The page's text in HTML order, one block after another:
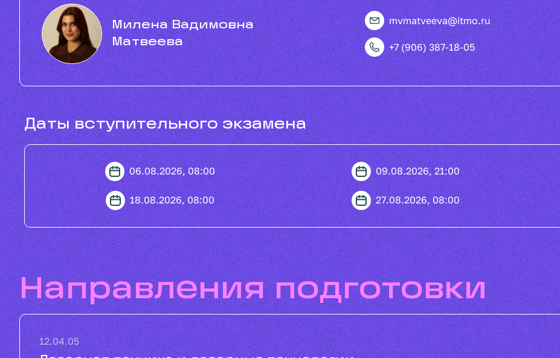
Милена Вадимовна
Матвеева
mvmatveeva@itmo.ru
+7 (906) 387-18-05
Даты вступительного экзамена
06.08.2026, 08:00 09.08.2026, 21:00
18.08.2026, 08:00 27.08.2026, 08:00
направления подготовки
12.04.05